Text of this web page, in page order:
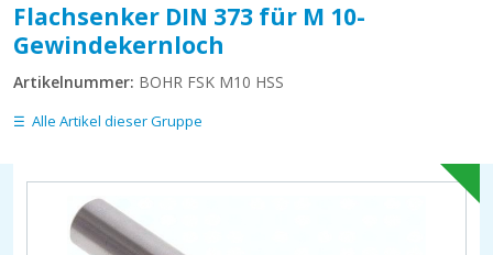
Flachsenker DIN 373 für M 10-
Gewindekernloch
Artikelnummer: BOHR FSK M10 HSS
Alle Artikel dieser Gruppe